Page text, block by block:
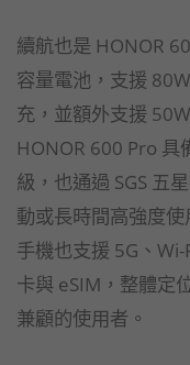
續航也是 HONOR
容量電池，支援
充，並額外支援
HONOR 600 Pro 具
級，也通過 SGS 五
動或長時間高強度
手機也支援 5G、
卡與 eSIM，整體定
兼顧的使用者。